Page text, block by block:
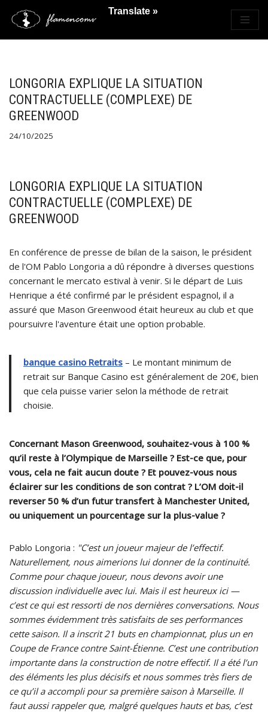
Saltar
LONGORIA EXPLIQUE LA SITUATION
CONTRACTUELLE (COMPLEXE) DE
GREENWOOD
24/10/2025
LONGORIA EXPLIQUE LA SITUATION
CONTRACTUELLE (COMPLEXE) DE
GREENWOOD
En conférence de presse de bilan de la saison, le président
de l'OM Pablo Longoria a dû répondre à diverses questions
concernant le mercato estival à venir. Si le départ de Luis
Henrique a été confirmé par le président espagnol, il a
assuré que Mason Greenwood était heureux au club et que
poursuivre l'aventure était une option probable.
banque casino Retraits – Le montant minimum de
retrait sur Banque Casino est généralement de 20€, bien
que cela puisse varier selon la méthode de retrait
choisie.
Concernant Mason Greenwood, souhaitez-vous à 100 %
qu’il reste à l’Olympique de Marseille ? Est-ce que, pour
vous, cela ne fait aucun doute ? Et pouvez-vous nous
éclairer sur les conditions de son contrat ? L’OM doit-il
reverser 50 % d’un futur transfert à Manchester United,
ou uniquement un pourcentage sur la plus-value ?
Pablo Longoria : "C’est un joueur majeur de l’effectif.
Naturellement, nous aimerions lui donner de la continuité.
Comme pour chaque joueur, nous devons avoir une
discussion individuelle avec lui. Mais il est heureux ici —
c’est ce qui est ressorti de nos dernières conversations. Nous
sommes évidemment très satisfaits de ses performances
cette saison. Il a inscrit 21 buts en championnat, plus un en
Coupe de France contre Saint-Étienne. C’est une contribution
importante dans la construction de notre effectif. Il a été l’un
des éléments les plus décisifs et nous sommes très fiers de
ce qu’il a accompli pour sa première saison à Marseille. Il
faut aussi rappeler que, malgré quelques hauts et bas, c’est
Translate »